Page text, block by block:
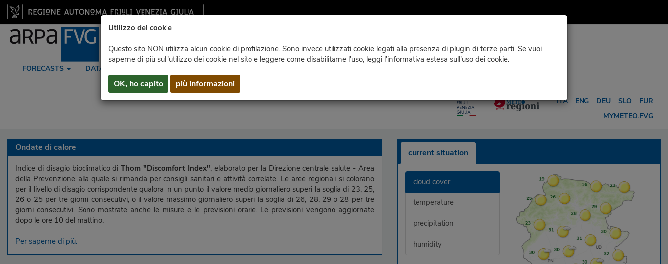
Utilizzo dei cookie
Questo sito NON utilizza alcun cookie di profilazione. Sono invece utilizzati cookie legati alla presenza di plugin di terze parti. Se vuoi
saperne di più sull'utilizzo dei cookie nel sito e leggere come disabilitarne l'uso, leggi l'informativa estesa sull'uso dei cookie.
OK, ho capito più informazioni
FORECASTS DATA
ITA ENG DEU SLO
FUR
MYMETEO.FVG
Ondate di calore
Indice di disagio bioclimatico diThom "Discomfort Index", elaborato per la Direzione centrale salute - Area
della Prevenzione alla quale si rimanda per consigli sanitari e attività correlate. Le aree regionali si colorano
per il livello di disagio corrispondente qualora in un punto il valore medio giornaliero superi la soglia di 23, 25,
26 o 25 per tre giorni consecutivi, o il valore massimo giornaliero superi la soglia di 26, 28, 29 o 28 per tre
giorni consecutivi. Sono mostrate anche le misure e le previsioni orarie. Le previsioni vengono aggiornate
dopo le ore 10 del mattino.
Per saperne di più.
current situation
cloud cover
temperature
precipitation
humidity